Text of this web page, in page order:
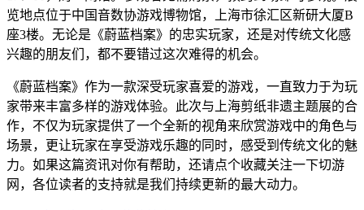
览地点位于中国音数协游戏博物馆，上海市徐汇区新研大厦B
座3楼。无论是《蔚蓝档案》的忠实玩家，还是对传统文化感
兴趣的朋友们，都不要错过这次难得的机会。
《蔚蓝档案》作为一款深受玩家喜爱的游戏，一直致力于为玩
家带来丰富多样的游戏体验。此次与上海剪纸非遗主题展的合
作，不仅为玩家提供了一个全新的视角来欣赏游戏中的角色与
场景，更让玩家在享受游戏乐趣的同时，感受到传统文化的魅
力。如果这篇资讯对你有帮助，还请点个收藏关注一下切游
网，各位读者的支持就是我们持续更新的最大动力。